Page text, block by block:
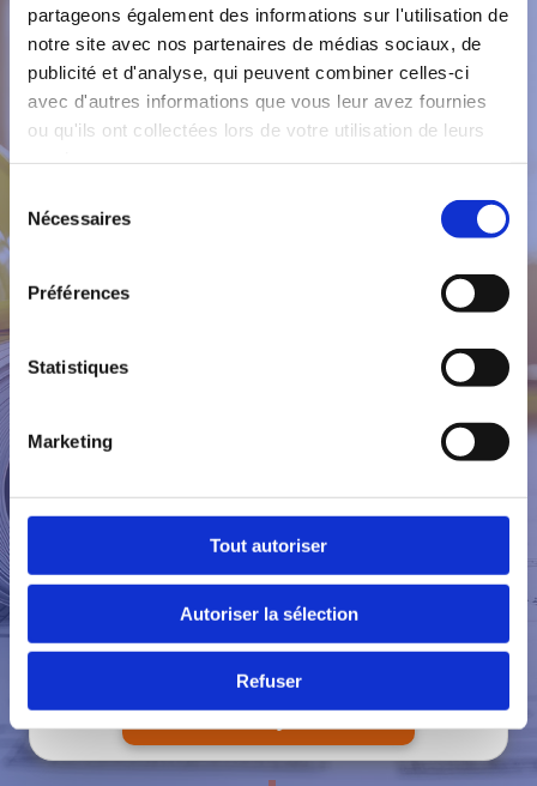
partageons également des informations sur l'utilisation de
notre site avec nos partenaires de médias sociaux, de
publicité et d'analyse, qui peuvent combiner celles-ci
avec d'autres informations que vous leur avez fournies
ou qu'ils ont collectées lors de votre utilisation de leurs
consentement
Nécessaires
Préférences
Statistiques
Marketing
Tout autoriser
Autoriser la sélection
Refuser
Nom et prénom*
Numéro de téléphone